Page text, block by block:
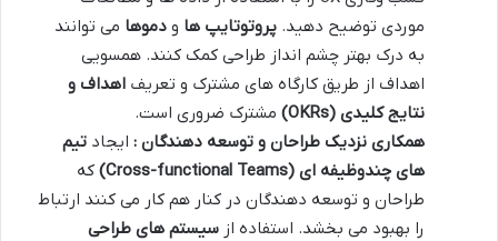
موردی توضیح دهید. پروتوتایپ ها و دموها می توانند
به درک بهتر چشم انداز طراحی کمک کنند. همسویی
اهداف از طریق کارگاه های مشترک و تعریف اهداف و
نتایج کلیدی (OKRs)
مشترک ضروری است.
همکاری نزدیک طراحان و توسعه دهندگان : ایجاد تیم
های چندوظیفه ای (Cross-functional Teams)
که
طراحان و توسعه دهندگان در کنار هم کار می کنند ارتباط
را بهبود می بخشد. استفاده از سیستم های طراحی